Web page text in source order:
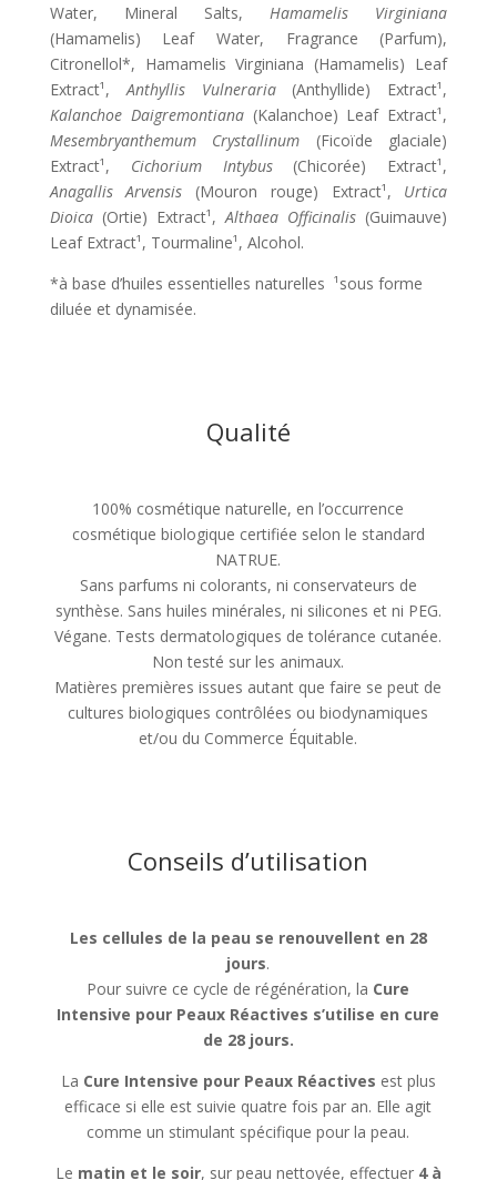
Water, Mineral Salts,Hamamelis Virginiana
(Hamamelis) Leaf Water, Fragrance (Parfum),
Citronellol*, Hamamelis Virginiana (Hamamelis) Leaf
Extract¹,Anthyllis Vulneraria(Anthyllide) Extract¹,
Kalanchoe Daigremontiana(Kalanchoe) Leaf Extract¹,
Mesembryanthemum Crystallinum (Ficoïde glaciale)
Extract¹, Cichorium Intybus(Chicorée) Extract¹,
Anagallis Arvensis (Mouron rouge) Extract¹, Urtica
Dioica(Ortie) Extract¹,Althaea Officinalis (Guimauve)
Leaf Extract¹, Tourmaline¹, Alcohol.
*à base d’huiles essentielles naturelles ¹sous forme
diluée et dynamisée.
Qualité
100% cosmétique naturelle, en l’occurrence
cosmétique biologique certifiée selon le standard
NATRUE.
Sans parfums ni colorants, ni conservateurs de
synthèse. Sans huiles minérales, ni silicones et ni PEG.
Végane. Tests dermatologiques de tolérance cutanée.
Non testé sur les animaux.
Matières premières issues autant que faire se peut de
cultures biologiques contrôlées ou biodynamiques
et/ou du Commerce Équitable.
Conseils d’utilisation
Les cellules de la peau se renouvellent en 28
jours.
Pour suivre ce cycle de régénération, la Cure
Intensive pour Peaux Réactives s’utilise en cure
de 28 jours.
La Cure Intensive pour Peaux Réactives est plus
efficace si elle est suivie quatre fois par an. Elle agit
comme un stimulant spécifique pour la peau.
Le matin et le soir, sur peau nettoyée, effectuer 4 à